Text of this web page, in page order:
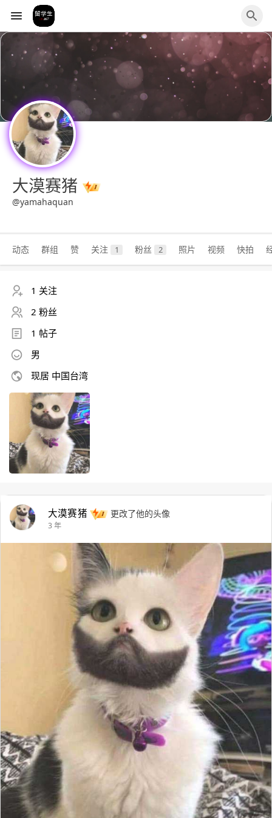
大漠赛猪
@yamahaquan
动态 群组 赞 关注 1 粉丝 2 照片 视频 快拍
1 关注
2 粉丝
1 帖子
男
现居 中国台湾
大漠赛猪 更改了他的头像
3 年